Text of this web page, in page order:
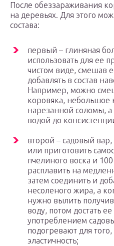
После обеззараживания
на деревьях. Для этого
состава:
первый – глиняная
использовать для ее
чистом виде, смешав
добавлять в состав
Например, можно
коровяка, небольшое
нарезанной соломы, а
водой до
второй – садовый
или приготовить
пчелиного воска и
расплавить на
затем соединить и
несоленого жира, а
нужно вылить
воду, потом достать
употреблением
подогревают для
эластичность;